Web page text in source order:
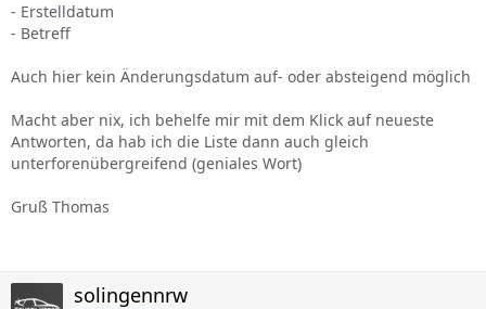
- Erstelldatum
- Betreff
Auch hier kein Änderungsdatum auf- oder absteigend möglich
Macht aber nix, ich behelfe mir mit dem Klick auf neueste
Antworten, da hab ich die Liste dann auch gleich
unterforenübergreifend (geniales Wort)
Gruß Thomas
solingennrw